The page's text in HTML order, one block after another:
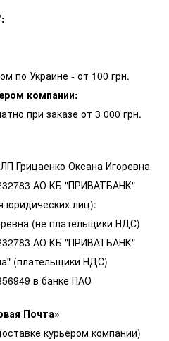
по Украине - от 100 грн.
компании:
при заказе от 3 000 грн.
Грицаенко Оксана Игоревна
АО КБ "ПРИВАТБАНК"
юридических лиц):
(не плательщики НДС)
АО КБ "ПРИВАТБАНК"
(плательщики НДС)
в банке ПАО
Почта»
курьером компании)